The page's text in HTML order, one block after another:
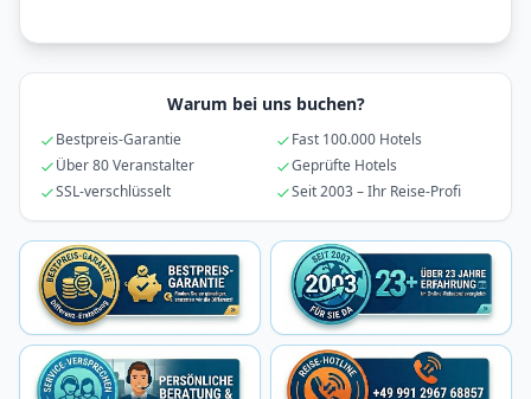
Warum bei uns buchen?
Bestpreis-Garantie
Fast 100.000 Hotels
Über 80 Veranstalter
Geprüfte Hotels
SSL-verschlüsselt
Seit 2003 – Ihr Reise-Profi